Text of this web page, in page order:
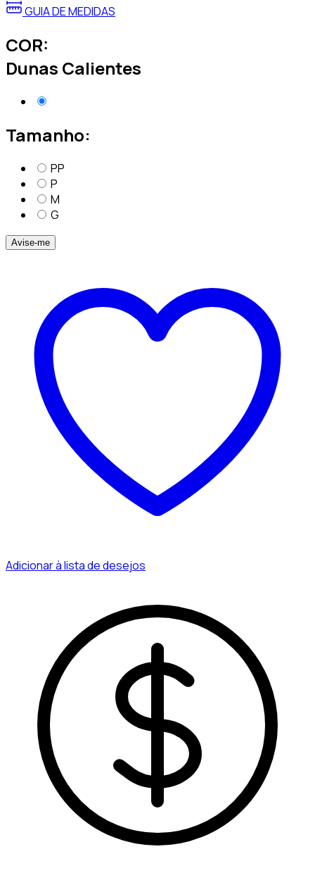
GUIA DE MEDIDAS
COR:
Dunas Calientes
Tamanho:
PP
P
M
G
Avise-me
Adicionar à lista de desejos